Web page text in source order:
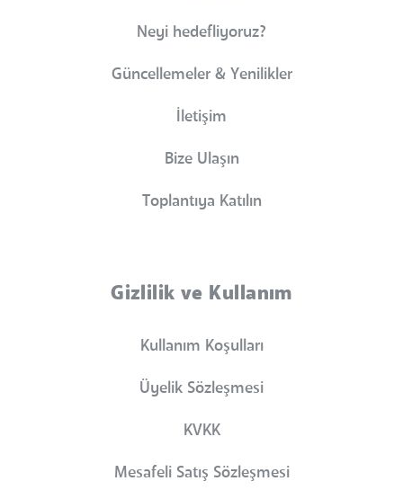
Neyi hedefliyoruz?
Güncellemeler & Yenilikler
İletişim
Bize Ulaşın
Toplantıya Katılın
Gizlilik ve Kullanım
Kullanım Koşulları
Üyelik Sözleşmesi
KVKK
Mesafeli Satış Sözleşmesi